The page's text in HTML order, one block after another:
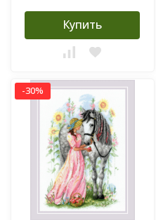
Купить
-30%